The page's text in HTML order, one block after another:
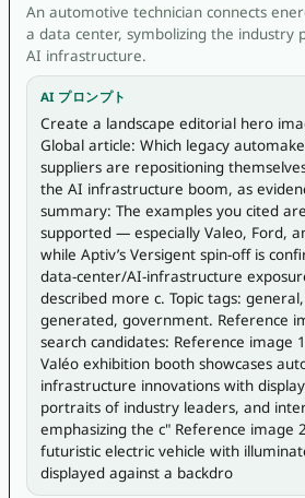
An automotive technician connects
a data center, symbolizing the industry
AI infrastructure.
AI プロンプト
Create a landscape editorial hero
Global article: Which legacy
suppliers are repositioning
the AI infrastructure boom, as
summary: The examples you cited
supported — especially Valeo, Ford,
while Aptiv’s Versigent spin-off is
data-center/AI-infrastructure
described more c. Topic tags:
generated, government. Reference
search candidates: Reference image
Valéo exhibition booth showcases
infrastructure innovations with
portraits of industry leaders, and
emphasizing the c" Reference image
futuristic electric vehicle with
displayed against a backdro